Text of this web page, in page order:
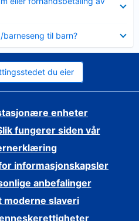
barneseng til barn?
du eier
enheter
fungerer siden vår
informasjonskapsler
anbefalinger
slaveri